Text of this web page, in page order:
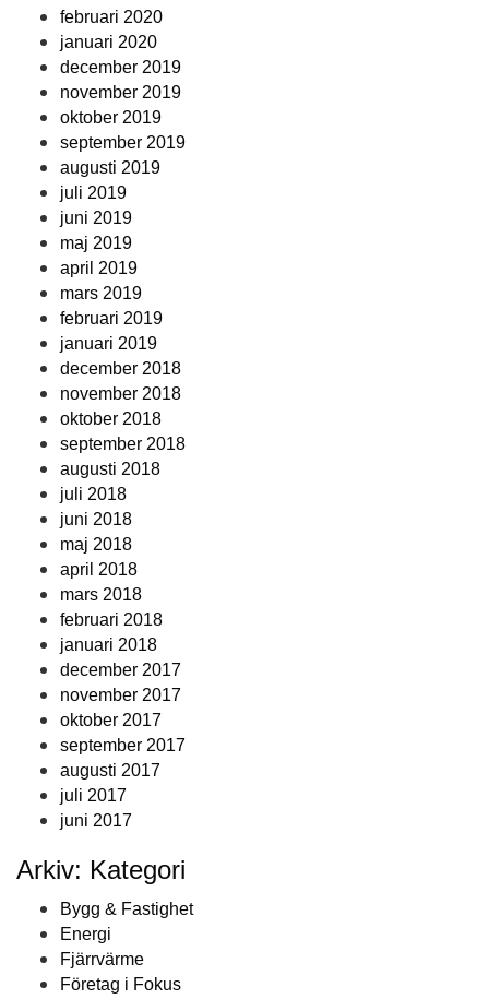
februari 2020
januari 2020
december 2019
november 2019
oktober 2019
september 2019
augusti 2019
juli 2019
juni 2019
maj 2019
april 2019
mars 2019
februari 2019
januari 2019
december 2018
november 2018
oktober 2018
september 2018
augusti 2018
juli 2018
juni 2018
maj 2018
april 2018
mars 2018
februari 2018
januari 2018
december 2017
november 2017
oktober 2017
september 2017
augusti 2017
juli 2017
juni 2017
Arkiv: Kategori
Bygg & Fastighet
Energi
Fjärrvärme
Företag i Fokus